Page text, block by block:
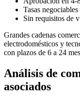
Tasas
Sin requisitos de
Grandes cadenas
electrodomésticos y
con plazos de 6 a 24
Análisis de
asociados